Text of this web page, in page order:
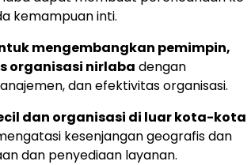
kemampuan inti.
mengembangkan pemimpin,
organisasi nirlaba dengan
dan efektivitas organisasi.
dan organisasi di luar kota-kota
kesenjangan geografis dan
dan penyediaan layanan.